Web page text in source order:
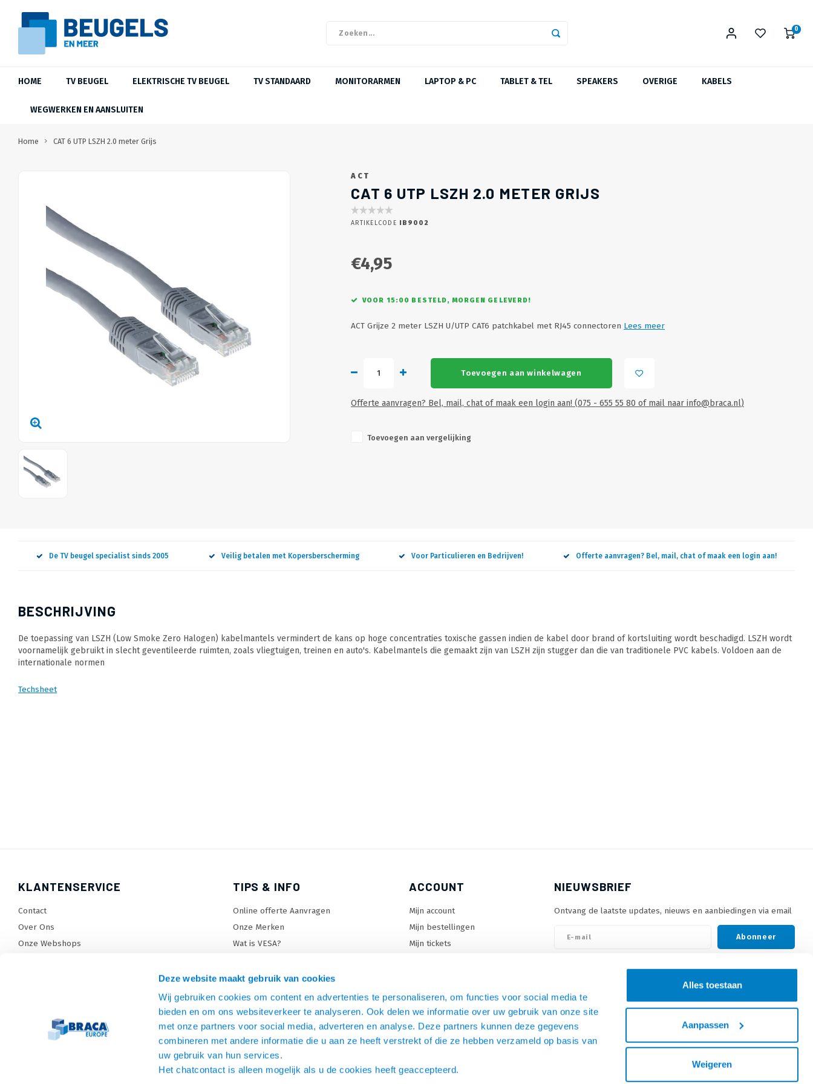
Deze website maakt gebruik van cookies
Wij gebruiken cookies om content en advertenties te personaliseren, om functies voor social media te
bieden en om ons websiteverkeer te analyseren. Ook delen we informatie over uw gebruik van onze site
met onze partners voor social media, adverteren en analyse. Deze partners kunnen deze gegevens
combineren met andere informatie die u aan ze heeft verstrekt of die ze hebben verzameld op basis van
uw gebruik van hun services.
Het chatcontact is alleen mogelijk als u de cookies heeft geaccepteerd.
Alles toestaan
Aanpassen
Weigeren
0
HOME TV BEUGEL ELEKTRISCHE TV BEUGEL TV STANDAARD MONITORARMEN LAPTOP & PC TABLET & TEL SPEAKERS OVERIGE KABELS
WEGWERKEN EN AANSLUITEN
Home CAT 6 UTP LSZH 2.0 meter Grijs
ACT
CAT 6 UTP LSZH 2.0 METER GRIJS
ARTIKELCODE IB9002
€4,95
VOOR 15:00 BESTELD, MORGEN GELEVERD!
ACT Grijze 2 meter LSZH U/UTP CAT6 patchkabel met RJ45 connectoren Lees meer
Toevoegen aan winkelwagen
Offerte aanvragen? Bel, mail, chat of maak een login aan! (075 - 655 55 80 of mail naar info@braca.nl)
Toevoegen aan vergelijking
De TV beugel specialist sinds 2005 Veilig betalen met Kopersberscherming Voor Particulieren en Bedrijven! Offerte aanvragen? Bel, mail, chat of maak een login aan!
BESCHRIJVING
De toepassing van LSZH (Low Smoke Zero Halogen) kabelmantels vermindert de kans op hoge concentraties toxische gassen indien de kabel door brand of kortsluiting wordt beschadigd. LSZH wordt
voornamelijk gebruikt in slecht geventileerde ruimten, zoals vliegtuigen, treinen en auto's. Kabelmantels die gemaakt zijn van LSZH zijn stugger dan die van traditionele PVC kabels. Voldoen aan de
internationale normen
Techsheet
KLANTENSERVICE
Contact
Over Ons
Onze Webshops
Betaalmethoden en voorwaarden
Privacy policy
TIPS & INFO
Online offerte Aanvragen
Onze Merken
Wat is VESA?
TV standaard keuzehulp
TV lift keuzehulp
Monitorarm keuzehulp
SiteMap
ACCOUNT
Mijn account
Mijn bestellingen
Mijn tickets
NIEUWSBRIEF
Ontvang de laatste updates, nieuws en aanbiedingen via email
Abonneer